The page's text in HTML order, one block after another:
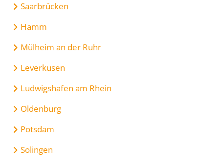
Saarbrücken
Hamm
Mülheim an der Ruhr
Leverkusen
Ludwigshafen am Rhein
Oldenburg
Potsdam
Solingen